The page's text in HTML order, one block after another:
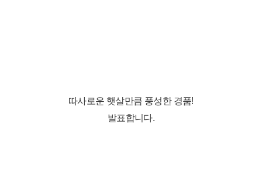
따사로운 햇살만큼 풍성한 경품!
발표합니다.